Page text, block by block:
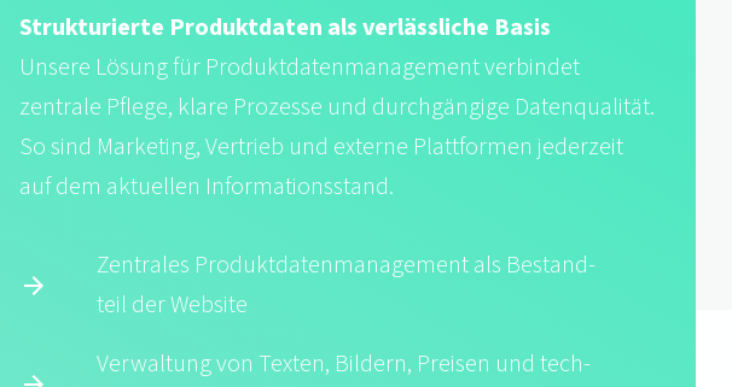
Strukturierte Produktdaten als verlässliche Basis
Unsere Lösung für Produktdatenmanagement verbindet
zentrale Pflege, klare Prozesse und durchgängige Datenqualität.
So sind Marketing, Vertrieb und externe Plattformen jederzeit
auf dem aktuellen Informationsstand.
Zentrales Produkt­daten­management als Bestand­
teil der Website
Verwaltung von Texten, Bildern, Preisen und tech­